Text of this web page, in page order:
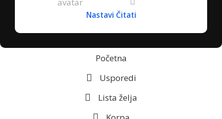
Nastavi Čitati
Početna
Usporedi
Lista želja